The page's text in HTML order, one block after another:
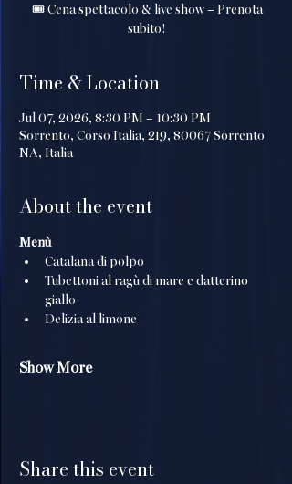
🎟️ Cena spettacolo & live show – Prenota
subito!
Time & Location
Jul 07, 2026, 8:30 PM – 10:30 PM
Sorrento, Corso Italia, 219, 80067 Sorrento
NA, Italia
About the event
Menù
Catalana di polpo
Tubettoni al ragù di mare e datterino
giallo
Delizia al limone
Show More
Share this event